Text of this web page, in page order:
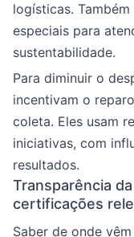
logísticas.
especiais para
sustentabilidade.
Para diminuir o
incentivam o
coleta. Eles usam
iniciativas, com
resultados.
Transparência
certificações
Saber de onde